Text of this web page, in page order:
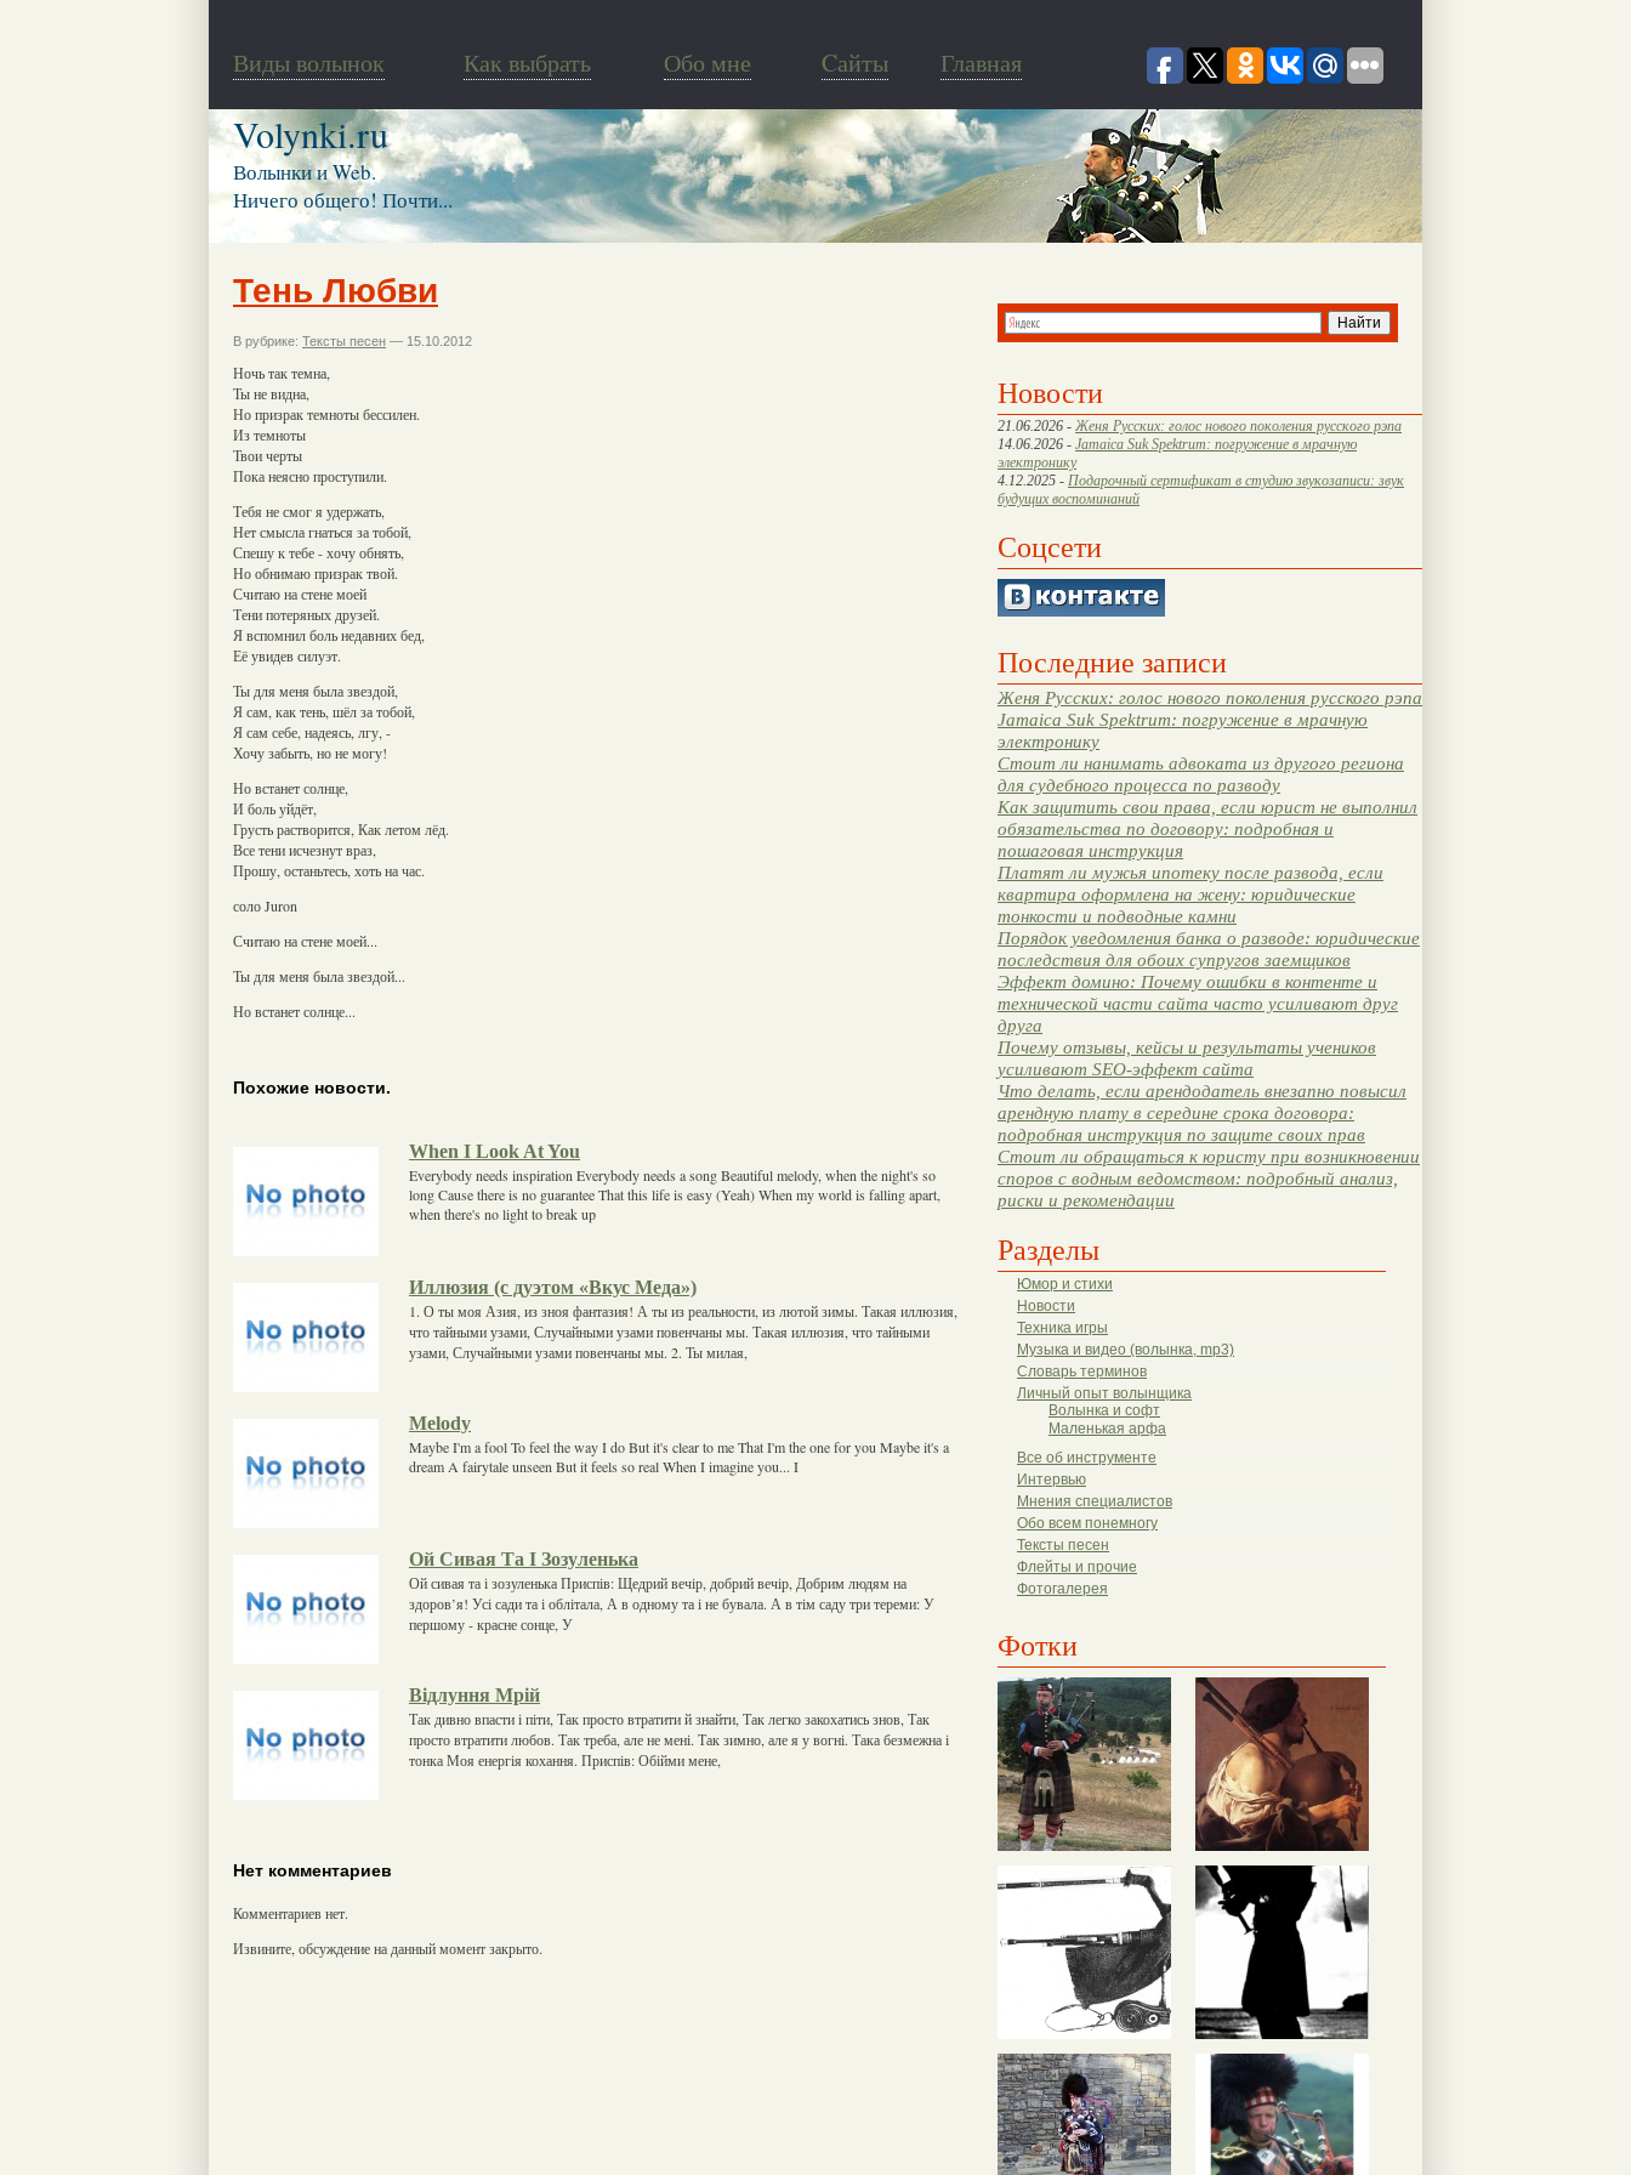
Виды волынок Как выбрать Обо мне Cайты Главная
Volynki.ru
Волынки и Web.
Ничего общего! Почти...
Новости
21.06.2026 - Женя Русских: голос нового поколения русского рэпа
14.06.2026 - Jamaica Suk Spektrum: погружение в мрачную
электронику
4.12.2025 - Подарочный сертификат в студию звукозаписи: звук
будущих воспоминаний
Соцсети
Последние записи
Женя Русских: голос нового поколения русского рэпа
Jamaica Suk Spektrum: погружение в мрачную
электронику
Стоит ли нанимать адвоката из другого региона
для судебного процесса по разводу
Как защитить свои права, если юрист не выполнил
обязательства по договору: подробная и
пошаговая инструкция
Платят ли мужья ипотеку после развода, если
квартира оформлена на жену: юридические
тонкости и подводные камни
Порядок уведомления банка о разводе: юридические
последствия для обоих супругов заемщиков
Эффект домино: Почему ошибки в контенте и
технической части сайта часто усиливают друг
друга
Почему отзывы, кейсы и результаты учеников
усиливают SEO-эффект сайта
Что делать, если арендодатель внезапно повысил
арендную плату в середине срока договора:
подробная инструкция по защите своих прав
Стоит ли обращаться к юристу при возникновении
споров с водным ведомством: подробный анализ,
риски и рекомендации
Разделы
Юмор и стихи
Новости
Техника игры
Музыка и видео (волынка, mp3)
Словарь терминов
Личный опыт волынщика
Волынка и софт
Маленькая арфа
Все об инструменте
Интервью
Мнения специалистов
Обо всем понемногу
Тексты песен
Флейты и прочие
Фотогалерея
Фотки
Тень Любви
В рубрике: Тексты песен — 15.10.2012
Ночь так темна,
Ты не видна,
Но призрак темноты бессилен.
Из темноты
Твои черты
Пока неясно проступили.
Тебя не смог я удержать,
Нет смысла гнаться за тобой,
Спешу к тебе - хочу обнять,
Но обнимаю призрак твой.
Считаю на стене моей
Тени потеряных друзей.
Я вспомнил боль недавних бед,
Её увидев силуэт.
Ты для меня была звездой,
Я сам, как тень, шёл за тобой,
Я сам себе, надеясь, лгу, -
Хочу забыть, но не могу!
Но встанет солнце,
И боль уйдёт,
Грусть растворится, Как летом лёд.
Все тени исчезнут враз,
Прошу, останьтесь, хоть на час.
соло Juron
Считаю на стене моей...
Ты для меня была звездой...
Но встанет солнце...
Похожие новости.
When I Look At You
Everybody needs inspiration Everybody needs a song Beautiful melody, when the night's so
long Cause there is no guarantee That this life is easy (Yeah) When my world is falling apart,
when there's no light to break up
Иллюзия (с дуэтом «Вкус Меда»)
1. О ты моя Азия, из зноя фантазия! А ты из реальности, из лютой зимы. Такая иллюзия,
что тайными узами, Случайными узами повенчаны мы. Такая иллюзия, что тайными
узами, Случайными узами повенчаны мы. 2. Ты милая,
Melody
Maybe I'm a fool To feel the way I do But it's clear to me That I'm the one for you Maybe it's a
dream A fairytale unseen But it feels so real When I imagine you... I
Ой Сивая Та І Зозуленька
Ой сивая та і зозуленька Приспів: Щедрий вечір, добрий вечір, Добрим людям на
здоров’я! Усі сади та і облітала, А в одному та і не бувала. А в тім саду три тереми: У
першому - красне сонце, У
Відлуння Мрій
Так дивно впасти і піти, Так просто втратити й знайти, Так легко закохатись знов, Так
просто втратити любов. Так треба, але не мені. Так зимно, але я у вогні. Така безмежна і
тонка Моя енергія кохання. Приспів: Обійми мене,
Нет комментариев
Комментариев нет.
Извините, обсуждение на данный момент закрыто.